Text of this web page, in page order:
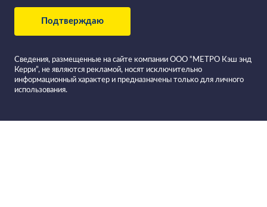
Подтверждаю
Сведения, размещенные на сайте компании ООО “МЕТРО Кэш энд
Керри”, не являются рекламой, носят исключительно
информационный характер и предназначены только для личного
использования.